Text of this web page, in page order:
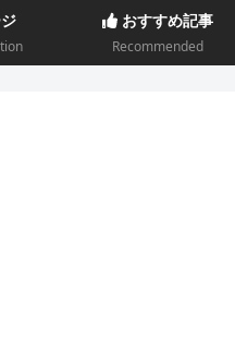
おすすめ記事
Recommended